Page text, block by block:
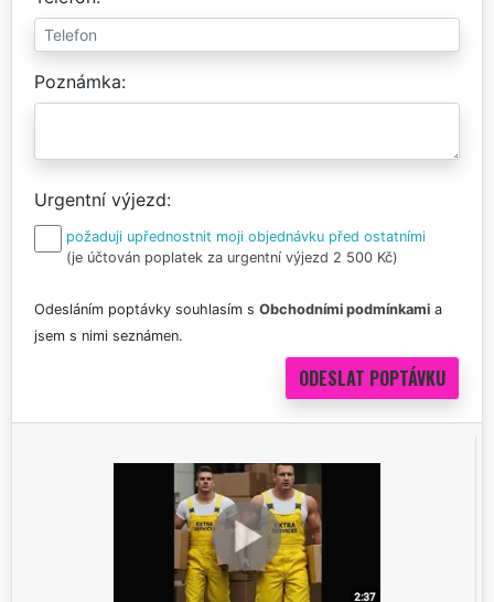
Poznámka
Urgentní výjezd
požaduji upřednostnit moji objednávku před ostatními
(je účtován poplatek za urgentní výjezd 2 500 Kč)
Odesláním poptávky souhlasím s Obchodními podmínkami a
jsem s nimi seznámen.